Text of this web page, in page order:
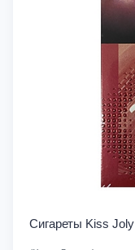
Сигареты Kiss Joly